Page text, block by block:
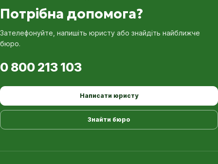
Потрібна допомога?
Зателефонуйте, напишіть юристу або знайдіть найближче
бюро.
0 800 213 103
Написати юристу
Знайти бюро